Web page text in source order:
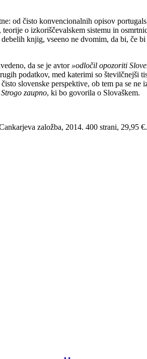
od čisto konvencionalnih opisov
o izkoriščevalskem sistemu in
knjig, vseeno ne dvomim, da bi, če
da se je avtor»odločil opozoriti
podatkov, med katerimi so številčnejši
slovenske perspektive, ob tem pa se ne
Strogo zaupno, ki bo govorila o Slovaškem.
založba, 2014. 400 strani, 29,95 €.